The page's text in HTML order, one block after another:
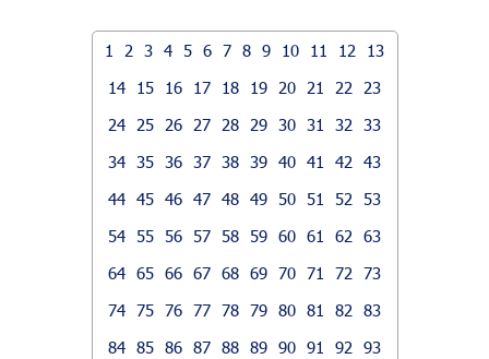
1 2 3 4 5 6 7 8 9 10 11 12
13
14
15 16 17 18 19 20 21 22
23
24
25 26 27 28 29 30 31 32
33
34 35 36 37 38 39 40 41 42
43
44 45 46 47 48 49 50 51 52
53
54 55 56 57 58 59 60 61 62
63
64 65 66 67 68 69 70 71 72
73
74 75 76 77 78 79 80 81 82
83
84 85 86 87 88 89 90 91 92
93